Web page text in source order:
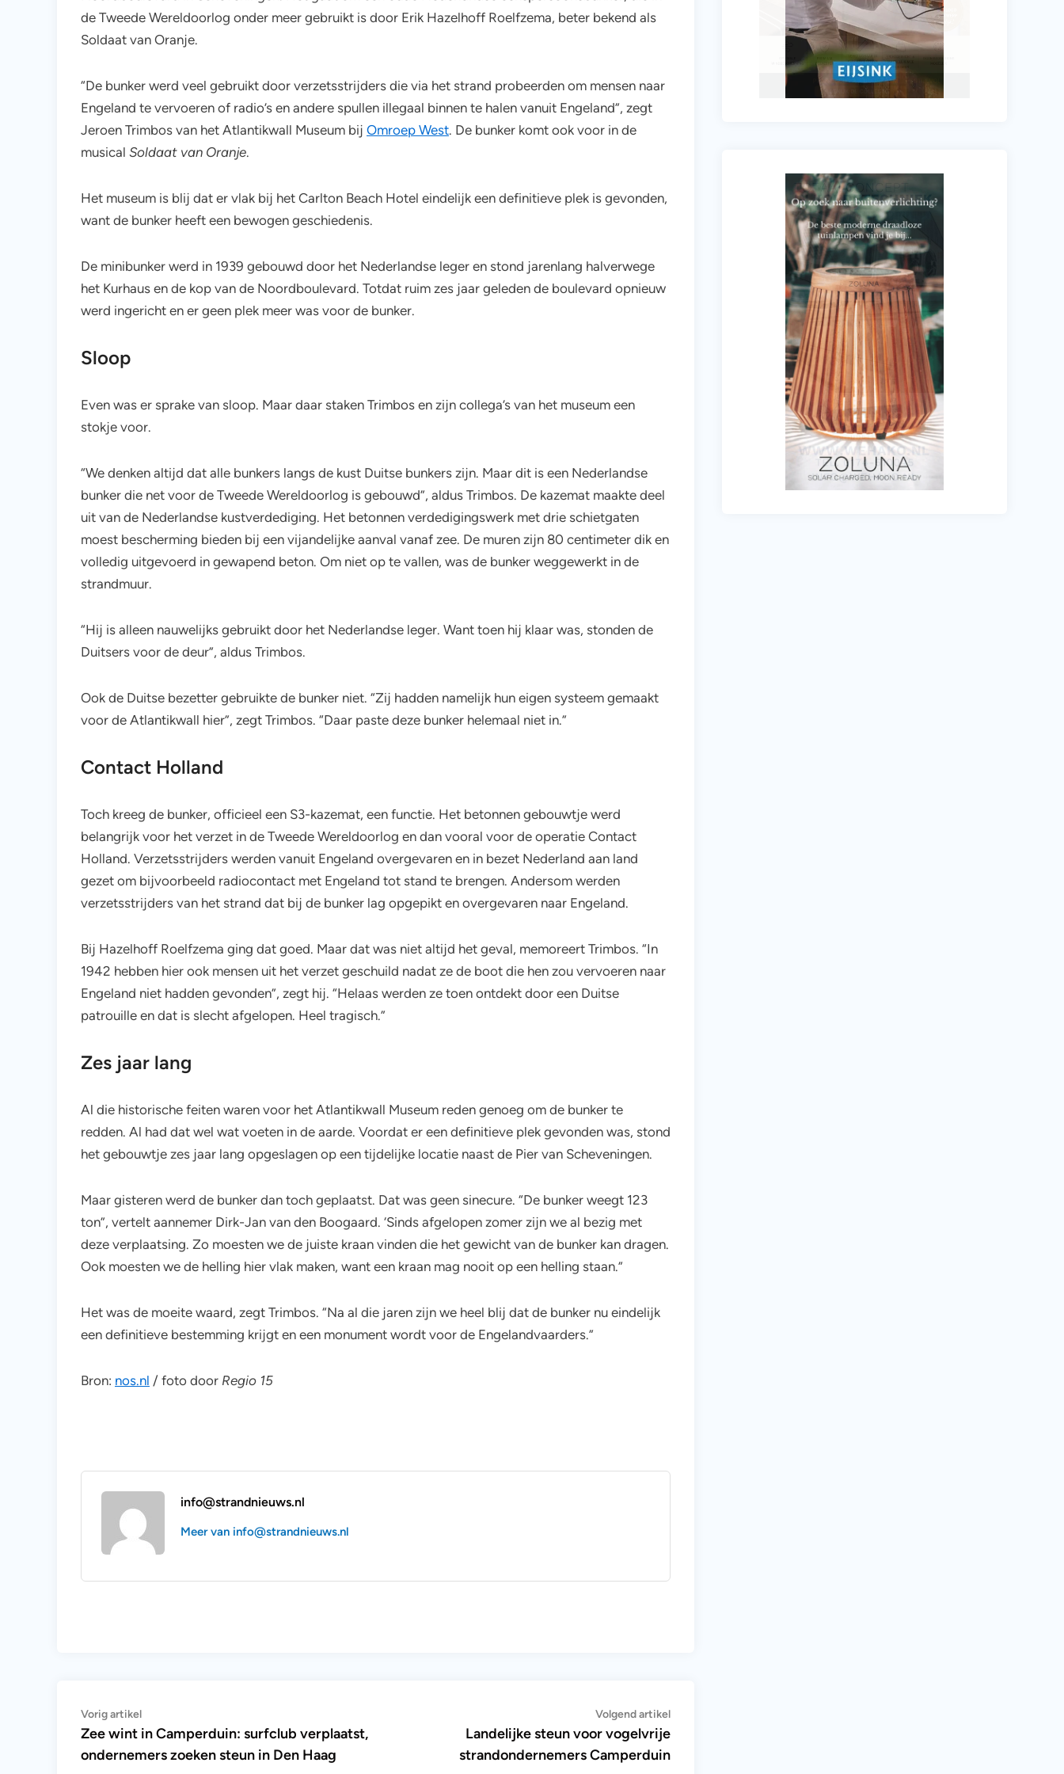
de Tweede Wereldoorlog onder meer gebruikt is door Erik Hazelhoff Roelfzema, beter bekend als
Soldaat van Oranje.
“De bunker werd veel gebruikt door verzetsstrijders die via het strand probeerden om mensen naar
Engeland te vervoeren of radio’s en andere spullen illegaal binnen te halen vanuit Engeland”, zegt
Jeroen Trimbos van het Atlantikwall Museum bij Omroep West. De bunker komt ook voor in de
musical Soldaat van Oranje.
Het museum is blij dat er vlak bij het Carlton Beach Hotel eindelijk een definitieve plek is gevonden,
want de bunker heeft een bewogen geschiedenis.
De minibunker werd in 1939 gebouwd door het Nederlandse leger en stond jarenlang halverwege
het Kurhaus en de kop van de Noordboulevard. Totdat ruim zes jaar geleden de boulevard opnieuw
werd ingericht en er geen plek meer was voor de bunker.
Sloop
Even was er sprake van sloop. Maar daar staken Trimbos en zijn collega’s van het museum een
stokje voor.
“We denken altijd dat alle bunkers langs de kust Duitse bunkers zijn. Maar dit is een Nederlandse
bunker die net voor de Tweede Wereldoorlog is gebouwd”, aldus Trimbos. De kazemat maakte deel
uit van de Nederlandse kustverdediging. Het betonnen verdedigingswerk met drie schietgaten
moest bescherming bieden bij een vijandelijke aanval vanaf zee. De muren zijn 80 centimeter dik en
volledig uitgevoerd in gewapend beton. Om niet op te vallen, was de bunker weggewerkt in de
strandmuur.
“Hij is alleen nauwelijks gebruikt door het Nederlandse leger. Want toen hij klaar was, stonden de
Duitsers voor de deur”, aldus Trimbos.
Ook de Duitse bezetter gebruikte de bunker niet. “Zij hadden namelijk hun eigen systeem gemaakt
voor de Atlantikwall hier”, zegt Trimbos. “Daar paste deze bunker helemaal niet in.”
Contact Holland
Toch kreeg de bunker, officieel een S3-kazemat, een functie. Het betonnen gebouwtje werd
belangrijk voor het verzet in de Tweede Wereldoorlog en dan vooral voor de operatie Contact
Holland. Verzetsstrijders werden vanuit Engeland overgevaren en in bezet Nederland aan land
gezet om bijvoorbeeld radiocontact met Engeland tot stand te brengen. Andersom werden
verzetsstrijders van het strand dat bij de bunker lag opgepikt en overgevaren naar Engeland.
Bij Hazelhoff Roelfzema ging dat goed. Maar dat was niet altijd het geval, memoreert Trimbos. “In
1942 hebben hier ook mensen uit het verzet geschuild nadat ze de boot die hen zou vervoeren naar
Engeland niet hadden gevonden”, zegt hij. “Helaas werden ze toen ontdekt door een Duitse
patrouille en dat is slecht afgelopen. Heel tragisch.”
Zes jaar lang
Al die historische feiten waren voor het Atlantikwall Museum reden genoeg om de bunker te
redden. Al had dat wel wat voeten in de aarde. Voordat er een definitieve plek gevonden was, stond
het gebouwtje zes jaar lang opgeslagen op een tijdelijke locatie naast de Pier van Scheveningen.
Maar gisteren werd de bunker dan toch geplaatst. Dat was geen sinecure. “De bunker weegt 123
ton”, vertelt aannemer Dirk-Jan van den Boogaard. ‘Sinds afgelopen zomer zijn we al bezig met
deze verplaatsing. Zo moesten we de juiste kraan vinden die het gewicht van de bunker kan dragen.
Ook moesten we de helling hier vlak maken, want een kraan mag nooit op een helling staan.”
Het was de moeite waard, zegt Trimbos. “Na al die jaren zijn we heel blij dat de bunker nu eindelijk
een definitieve bestemming krijgt en een monument wordt voor de Engelandvaarders.”
Bron: nos.nl / foto door Regio 15
info@strandnieuws.nl
Meer van info@strandnieuws.nl
Bericht
navigatie
Vorig artikelVorig
artikel:
Zee wint in Camperduin: surfclub verplaatst,
ondernemers zoeken steun in Den Haag
Volgend artikelVolgende
artikel:
Landelijke steun voor vogelvrije
strandondernemers Camperduin